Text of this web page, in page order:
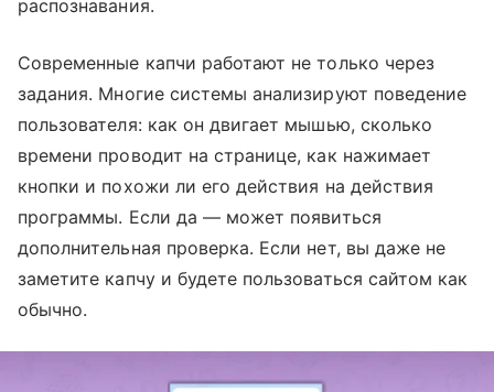
распознавания.
Современные капчи работают не только через
задания. Многие системы анализируют поведение
пользователя: как он двигает мышью, сколько
времени проводит на странице, как нажимает
кнопки и похожи ли его действия на действия
программы. Если да — может появиться
дополнительная проверка. Если нет, вы даже не
заметите капчу и будете пользоваться сайтом как
обычно.